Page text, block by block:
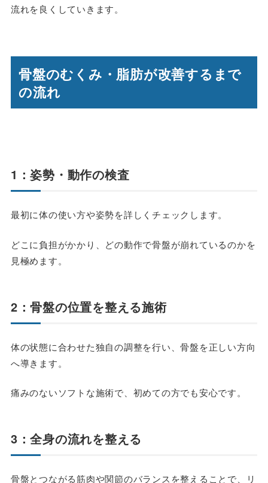
流れを良くしていきます。
骨盤のむくみ・脂肪が改善するまで
の流れ
1：姿勢・動作の検査
最初に体の使い方や姿勢を詳しくチェックします。
どこに負担がかかり、どの動作で骨盤が崩れているのかを
見極めます。
2：骨盤の位置を整える施術
体の状態に合わせた独自の調整を行い、骨盤を正しい方向
へ導きます。
痛みのないソフトな施術で、初めての方でも安心です。
3：全身の流れを整える
骨盤とつながる筋肉や関節のバランスを整えることで、リ